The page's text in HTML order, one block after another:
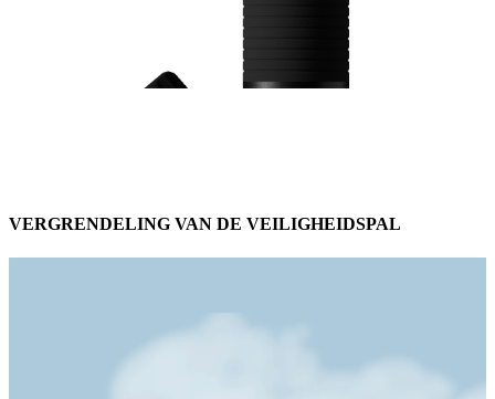
VERGRENDELING VAN DE VEILIGHEIDSPAL